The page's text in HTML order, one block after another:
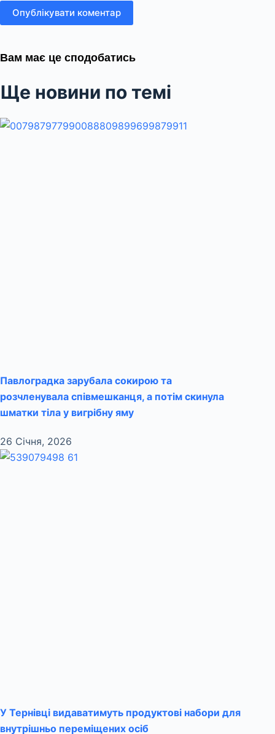
Опублікувати коментар
Вам має це сподобатись
Ще новини по темі
Павлоградка зарубала сокирою та
розчленувала співмешканця, а потім скинула
шматки тіла у вигрібну яму
26 Січня, 2026
У Тернівці видаватимуть продуктові набори для
внутрішньо переміщених осіб